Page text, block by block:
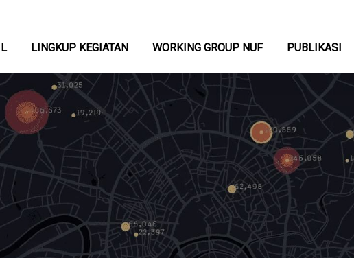
Skip
to
main
content
LINGKUP KEGIATAN WORKING GROUP NUF PUBLIKASI